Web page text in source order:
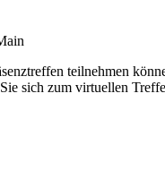
teilnehmen
sich zum virtuellen